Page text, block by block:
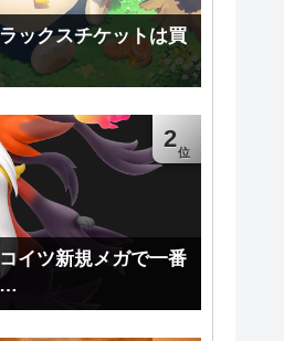
ックスチケットは買
2
イツ新規メガで一番
…